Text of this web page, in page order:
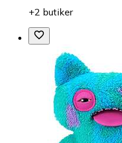
+2 butiker